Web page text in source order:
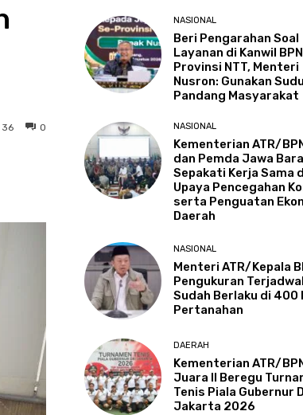
0
36
NASIONAL
Beri Pengarahan Soal
Layanan di Kanwil BPN
Provinsi NTT, Menteri
Nusron: Gunakan
Pandang Masyarakat
NASIONAL
Kementerian ATR/
dan Pemda Jawa
Sepakati Kerja Sama
Upaya Pencegahan
serta Penguatan
Daerah
NASIONAL
Menteri ATR/Kepala
Pengukuran Terjadwal
Sudah Berlaku di 400
Pertanahan
DAERAH
Kementerian ATR/
Juara II Beregu
Tenis Piala Gubernur
Jakarta 2026